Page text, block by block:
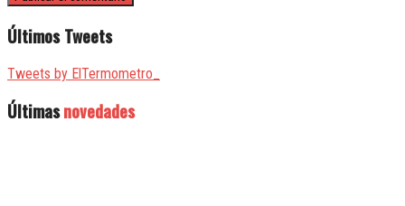
Últimos Tweets
Tweets by ElTermometro_
Últimasnovedades